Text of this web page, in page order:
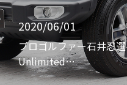
2020/06/01
プロゴルファー石井忍
Unlimited…